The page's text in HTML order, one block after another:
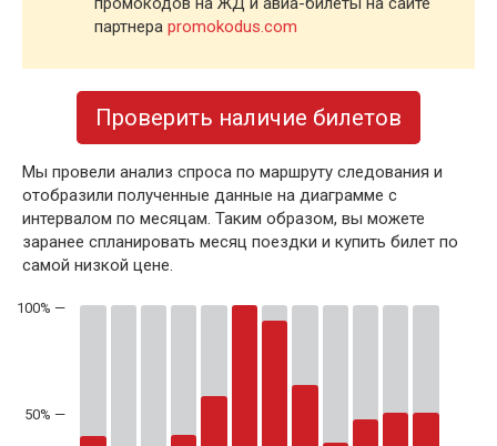
партнера promokodus.com
Проверить наличие билетов
Мы провели анализ спроса по маршруту следования и
отобразили полученные данные на диаграмме с
интервалом по месяцам. Таким образом, вы можете
заранее спланировать месяц поездки и купить билет по
самой низкой цене.
50% —